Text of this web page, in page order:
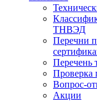
ТНВЭД
Перечни
Перечень
Проверка
Вопрос-
Акции